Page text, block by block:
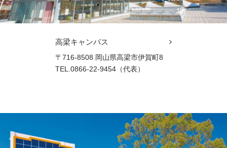
高梁キャンパス
〒716-8508 岡山県高梁市伊賀町8
TEL.0866-22-9454（代表）